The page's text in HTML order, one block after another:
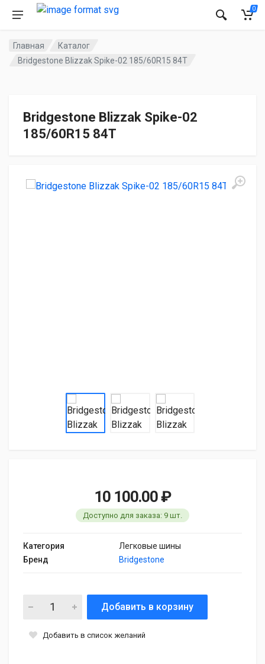
0
Главная
Каталог
Bridgestone Blizzak Spike-02 185/60R15 84T
Bridgestone Blizzak Spike-02
185/60R15 84T
10 100.00 ₽
Доступно для заказа: 9 шт.
Категория
Легковые шины
Бренд
Bridgestone
Добавить в корзину
Добавить в список желаний